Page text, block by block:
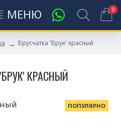
0
Брусчатка 'Брук' красный
КРАСНЫЙ
ПОПУЛЯРНО